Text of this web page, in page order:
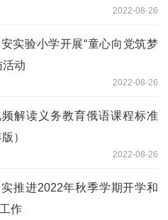
2022-08-26
实验小学开展“童心向党筑梦
活动
2022-08-26
解读义务教育俄语课程标准
）
2022-08-26
推进2022年秋季学期开学和
作